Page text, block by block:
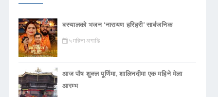
बस्यालको भजन ‘नारायण हरिहरी’ सार्बजनिक
५ महिना अगाडि
आज पौष शुक्ल पूर्णिमा, शालिनदीमा एक महिने मेला
आरम्भ